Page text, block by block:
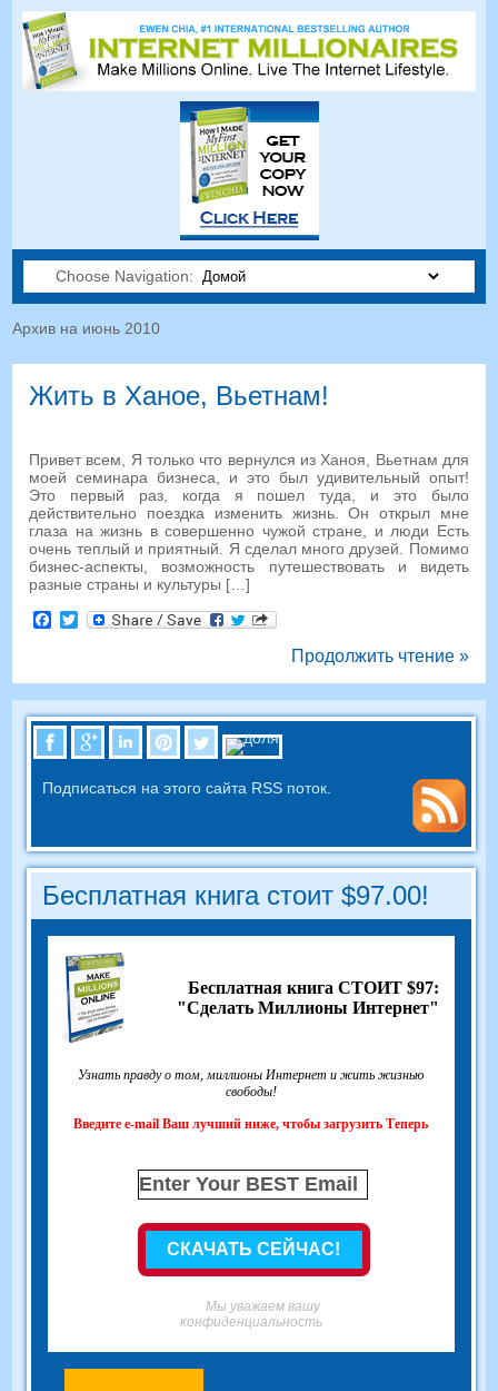
Choose Navigation:
Архив на июнь 2010
Жить в Ханое, Вьетнам!
Привет всем, Я только что вернулся из Ханоя, Вьетнам для
моей семинара бизнеса, и это был удивительный опыт!
Это первый раз, когда я пошел туда, и это было
действительно поездка изменить жизнь. Он открыл мне
глаза на жизнь в совершенно чужой стране, и люди Есть
очень теплый и приятный. Я сделал много друзей. Помимо
бизнес-аспекты, возможность путешествовать и видеть
разные страны и культуры […]
Facebook
Twitter
Продолжить чтение »
Подписаться на этого сайта RSS поток.
Бесплатная книга стоит $97.00!
Бесплатная книга СТОИТ $97:
"Сделать Миллионы Интернет"
Узнать правду о том, миллионы Интернет и жить жизнью
свободы!
Введите e-mail Ваш лучший ниже, чтобы загрузить Теперь
Мы уважаем вашу
конфиденциальность